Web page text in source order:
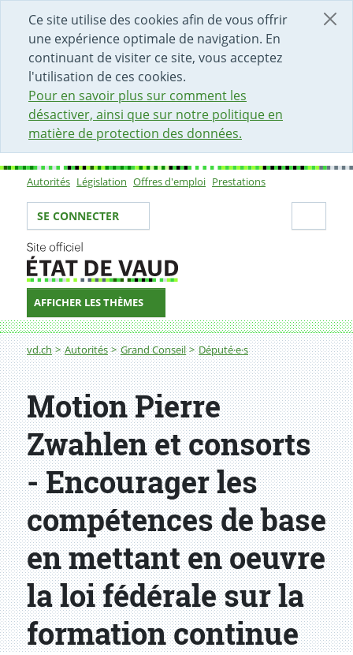
Ce site utilise des cookies afin de vous offrir
une expérience optimale de navigation. En
continuant de visiter ce site, vous acceptez
l'utilisation de ces cookies.
Pour en savoir plus sur comment les
désactiver, ainsi que sur notre politique en
matière de protection des données.
DÉBUT DU CONTENU DE LA PAGE
ACCÈS AU CHAMP DE RECHERCHE
PAGE D'ACCUEIL
FORMULAIRE DE CONTACT
Sous-navigation
Autorités Législation Offres d'emploi Prestations
Votre identité
SE CONNECTER
AFFICHER LES THÈMES
Fil d'Ariane
vd.ch Autorités Grand Conseil Député·e·s
Motion Pierre
Zwahlen et consorts
- Encourager les
compétences de base
en mettant en oeuvre
la loi fédérale sur la
formation continue